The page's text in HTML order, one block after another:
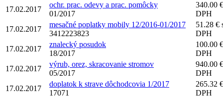
17.02.2017
ochr. prac. odevy a prac. pomôcky
01/2017
340.00
DPH
17.02.2017
mesačné poplatky mobily 12/2016-01/2017
3412223823
51.28 €
DPH
17.02.2017
znalecký posudok
18/2017
100.00
DPH
17.02.2017
výrub, orez, skracovanie stromov
05/2017
940.00
DPH
17.02.2017
doplatok k strave dôchodcovia 1/2017
17071
265.32
DPH